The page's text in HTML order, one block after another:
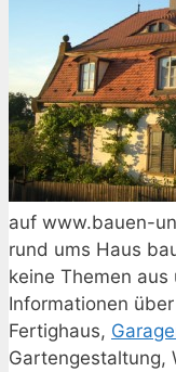
auf www.bauen-
rund ums Haus
keine Themen
Informationen
Fertighaus,
Gartengestaltung,